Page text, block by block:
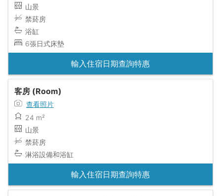
山景
禁菸房
浴缸
6張日式床墊
輸入住宿日期查詢特惠
客房 (Room)
查看照片
24 m²
山景
禁菸房
淋浴設備和浴缸
輸入住宿日期查詢特惠